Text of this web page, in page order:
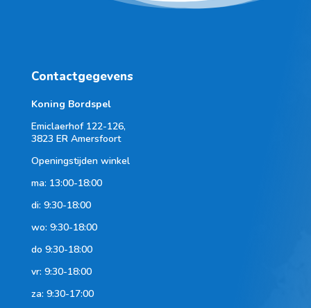
Contactgegevens
Koning Bordspel
Emiclaerhof 122-126,
3823 ER Amersfoort
Openingstijden winkel
ma: 13:00-18:00
di: 9:30-18:00
wo: 9:30-18:00
do 9:30-18:00
vr: 9:30-18:00
za: 9:30-17:00